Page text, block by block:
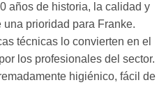
años de historia, la calidad y
prioridad para Franke.
técnicas lo convierten en el
los profesionales del sector.
higiénico, fácil de